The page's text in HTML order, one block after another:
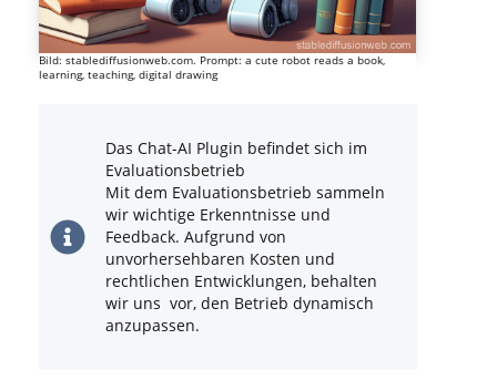
Bild: stablediffusionweb.com. Prompt: a cute robot reads a book,
learning, teaching, digital drawing
Das Chat-AI Plugin befindet sich im
Evaluationsbetrieb
Mit dem Evaluationsbetrieb sammeln
wir wichtige Erkenntnisse und
Feedback. Aufgrund von
unvorhersehbaren Kosten und
rechtlichen Entwicklungen, behalten
wir uns vor, den Betrieb dynamisch
anzupassen.